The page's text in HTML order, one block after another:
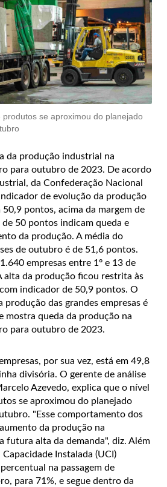
se aproximou do planejado
da produção industrial na
para outubro de 2023. De acordo
da Confederação Nacional
de evolução da produção
pontos, acima da margem de
50 pontos indicam queda e
da produção. A média do
de outubro é de 51,6 pontos.
empresas entre 1º e 13 de
alta da produção ficou restrita às
indicador de 50,9 pontos. O
produção das grandes empresas é
mostra queda da produção na
para outubro de 2023.
por sua vez, está em 49,8
divisória. O gerente de análise
Azevedo, explica que o nível
se aproximou do planejado
"Esse comportamento dos
da produção na
futura alta da demanda", diz. Além
Instalada (UCI)
na passagem de
para 71%, e segue dentro da